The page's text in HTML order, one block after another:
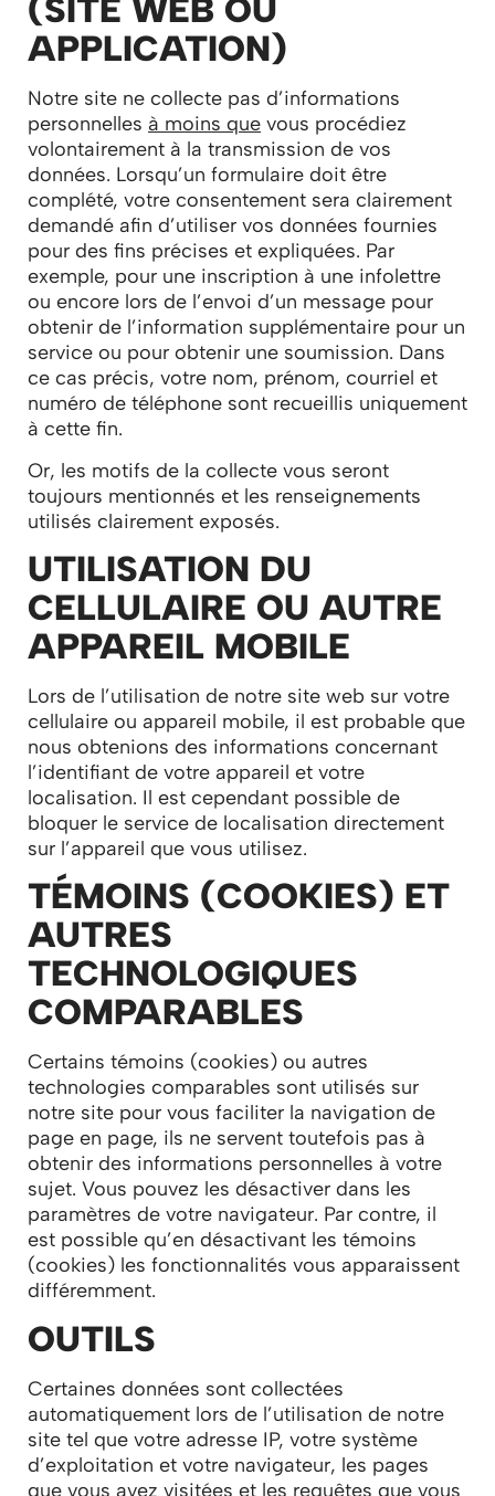
(SITE WEB OU
APPLICATION)
Notre site ne collecte pas d’informations
personnelles à moins que vous procédiez
volontairement à la transmission de vos
données. Lorsqu’un formulaire doit être
complété, votre consentement sera clairement
demandé afin d’utiliser vos données fournies
pour des fins précises et expliquées. Par
exemple, pour une inscription à une infolettre
ou encore lors de l’envoi d’un message pour
obtenir de l’information supplémentaire pour un
service ou pour obtenir une soumission. Dans
ce cas précis, votre nom, prénom, courriel et
numéro de téléphone sont recueillis uniquement
à cette fin.
Or, les motifs de la collecte vous seront
toujours mentionnés et les renseignements
utilisés clairement exposés.
UTILISATION DU
CELLULAIRE OU AUTRE
APPAREIL MOBILE
Lors de l’utilisation de notre site web sur votre
cellulaire ou appareil mobile, il est probable que
nous obtenions des informations concernant
l’identifiant de votre appareil et votre
localisation. Il est cependant possible de
bloquer le service de localisation directement
sur l’appareil que vous utilisez.
TÉMOINS (COOKIES) ET
AUTRES
TECHNOLOGIQUES
COMPARABLES
Certains témoins (cookies) ou autres
technologies comparables sont utilisés sur
notre site pour vous faciliter la navigation de
page en page, ils ne servent toutefois pas à
obtenir des informations personnelles à votre
sujet. Vous pouvez les désactiver dans les
paramètres de votre navigateur. Par contre, il
est possible qu’en désactivant les témoins
(cookies) les fonctionnalités vous apparaissent
différemment.
OUTILS
Certaines données sont collectées
automatiquement lors de l’utilisation de notre
site tel que votre adresse IP, votre système
d’exploitation et votre navigateur, les pages
que vous avez visitées et les requêtes que vous